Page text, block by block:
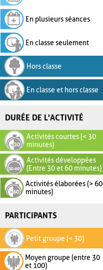
En plusieurs séances
En classe seulement
Hors classe
En classe et hors classe
DURÉE DE L'ACTIVITÉ
Activités courtes (< 30
minutes)
Activités développées
(Entre 30 et 60 minutes)
Activités élaborées (> 60
minutes)
PARTICIPANTS
Petit groupe (< 30)
Moyen groupe (entre 30
et 100)